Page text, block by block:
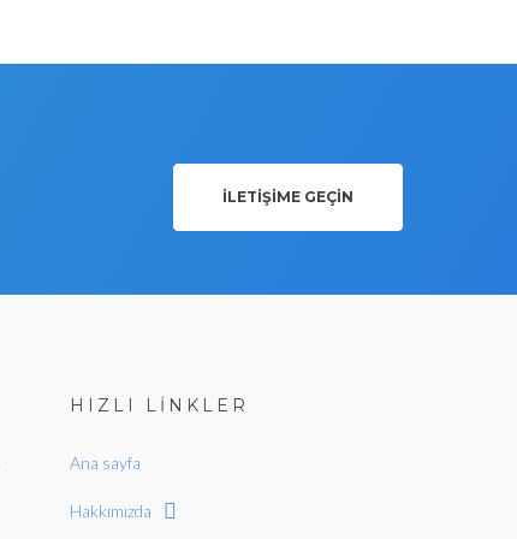
ILETIŞIME GEÇIN
HIZLI LİNKLER
Ana sayfa
Hakkımızda